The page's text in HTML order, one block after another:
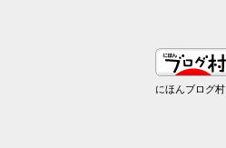
にほんブログ村